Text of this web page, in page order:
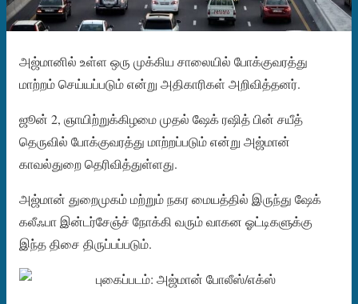
அஜ்மானில் உள்ள ஒரு முக்கிய சாலையில் போக்குவரத்து
மாற்றம் செய்யப்படும் என்று அதிகாரிகள் அறிவித்தனர்.
ஜூன் 2, ஞாயிற்றுக்கிழமை முதல் ஷேக் ரஷித் பின் சயீத்
தெருவில் போக்குவரத்து மாற்றப்படும் என்று அஜ்மான்
காவல்துறை தெரிவித்துள்ளது.
அஜ்மான் துறைமுகம் மற்றும் நகர மையத்தில் இருந்து ஷேக்
கலீஃபா இன்டர்சேஞ்ச் நோக்கி வரும் வாகன ஓட்டிகளுக்கு
இந்த திசை திருப்பப்படும்.